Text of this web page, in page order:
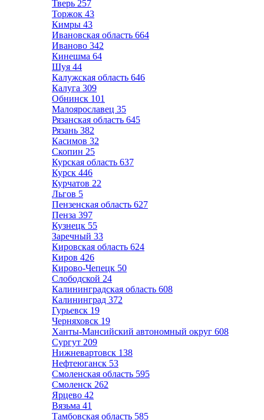
Тверь 257
Торжок 43
Кимры 43
Ивановская область 664
Иваново 342
Кинешма 64
Шуя 44
Калужская область 646
Калуга 309
Обнинск 101
Малоярославец 35
Рязанская область 645
Рязань 382
Касимов 32
Скопин 25
Курская область 637
Курск 446
Курчатов 22
Льгов 5
Пензенская область 627
Пенза 397
Кузнецк 55
Заречный 33
Кировская область 624
Киров 426
Кирово-Чепецк 50
Слободской 24
Калининградская область 608
Калининград 372
Гурьевск 19
Черняховск 19
Ханты-Мансийский автономный округ 608
Сургут 209
Нижневартовск 138
Нефтеюганск 53
Смоленская область 595
Смоленск 262
Ярцево 42
Вязьма 41
Тамбовская область 585